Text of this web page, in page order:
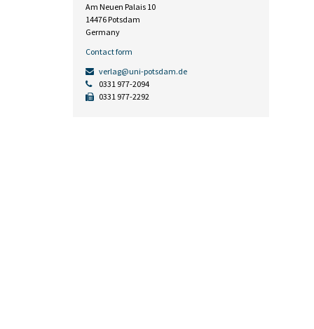
Am Neuen Palais 10
14476 Potsdam
Germany
Contact form
verlag@uni-potsdam.de
0331 977-2094
0331 977-2292